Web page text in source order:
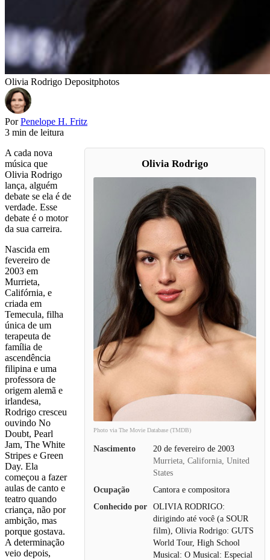
Olivia Rodrigo Depositphotos
Por Penelope H. Fritz
3 min de leitura
Olivia Rodrigo
Photo via The Movie Database (TMDB)
Nascimento
20 de fevereiro de 2003
Murrieta, California, United
States
Ocupação
Cantora e compositora
Conhecido por
OLIVIA RODRIGO:
dirigindo até você (a SOUR
film), Olivia Rodrigo: GUTS
World Tour, High School
Musical: O Musical: Especial
A cada nova
música que
Olivia Rodrigo
lança, alguém
debate se ela é de
verdade. Esse
debate é o motor
da sua carreira.
Nascida em
fevereiro de
2003 em
Murrieta,
Califórnia, e
criada em
Temecula, filha
única de um
terapeuta de
família de
ascendência
filipina e uma
professora de
origem alemã e
irlandesa,
Rodrigo cresceu
ouvindo No
Doubt, Pearl
Jam, The White
Stripes e Green
Day. Ela
começou a fazer
aulas de canto e
teatro quando
criança, não por
ambição, mas
porque gostava.
A determinação
veio depois,